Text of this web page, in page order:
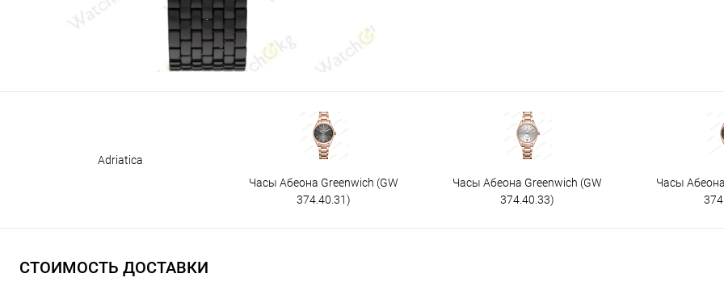
Adriatica
Часы Абеона Greenwich (GW
374.40.31)
Часы Абеона Greenwich (GW
374.40.33)
Часы
СТОИМОСТЬ ДОСТАВКИ